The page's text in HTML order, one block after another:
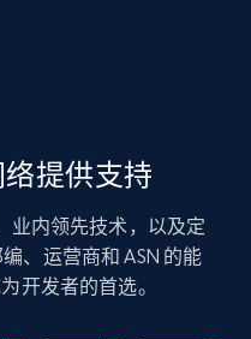
提供支持
业内领先技术，以及定
、运营商和 ASN 的能
开发者的首选。